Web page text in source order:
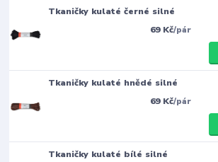
Tkaničky kulaté černé silné
69 Kč/pár
Tkaničky kulaté hnědé silné
69 Kč/pár
Tkaničky kulaté bílé silné